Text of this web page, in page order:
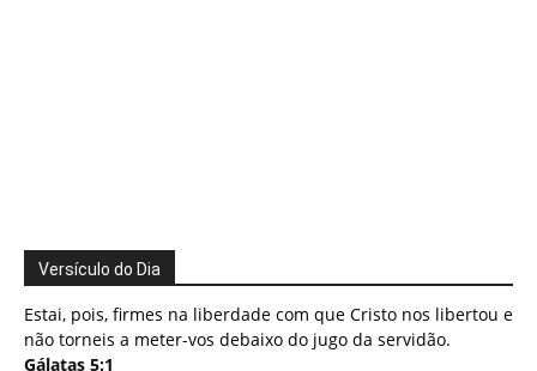
Versículo do Dia
Estai, pois, firmes na liberdade com que Cristo nos libertou e
não torneis a meter-vos debaixo do jugo da servidão.
Gálatas 5:1